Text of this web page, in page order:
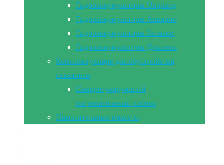
Гидроаккумуляторы Unipump
Гидроаккумуляторы Акварио
Гидроаккумуляторы Беламос
Гидроаккумуляторы Джилекс
Комплектующие для обустройства
скважины
Саморегулирующий
нагревательный кабель
Накопительные ёмкости